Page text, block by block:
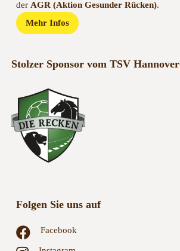
der AGR (Aktion Gesunder Rücken).
Mehr Infos
Stolzer Sponsor vom TSV Hannover
Folgen Sie uns auf
Facebook